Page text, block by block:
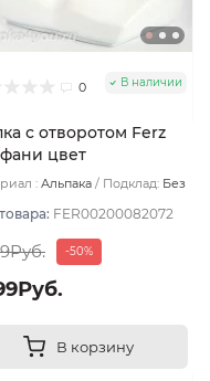
0 В наличии
с отворотом Ferz
цвет
красный
: Альпака Подклад: Без
FER00200082072
-50%
В корзину